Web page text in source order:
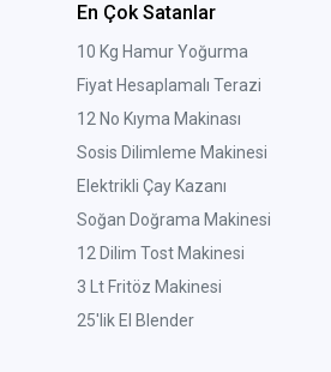
En Çok Satanlar
10 Kg Hamur Yoğurma
Fiyat Hesaplamalı Terazi
12 No Kıyma Makinası
Sosis Dilimleme Makinesi
Elektrikli Çay Kazanı
Soğan Doğrama Makinesi
12 Dilim Tost Makinesi
3 Lt Fritöz Makinesi
25'lik El Blender